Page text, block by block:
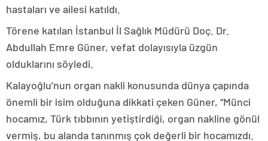
hastaları ve ailesi katıldı.
Törene katılan İstanbul İl Sağlık Müdürü Doç. Dr.
Abdullah Emre Güner, vefat dolayısıyla üzgün
olduklarını söyledi.
Kalayoğlu’nun organ nakli konusunda dünya çapında
önemli bir isim olduğuna dikkati çeken Güner, “Münci
hocamız, Türk tıbbının yetiştirdiği, organ nakline gönül
vermiş, bu alanda tanınmış çok değerli bir hocamızdı.